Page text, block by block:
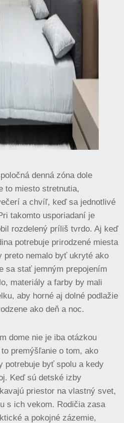
denná zóna dole
to miesto stretnutia,
a chvíľ, keď sa jednotlivé
takomto usporiadaní je
rozdelený príliš tvrdo. Aj keď
potrebuje prirodzené miesta
preto nemalo byť ukryté ako
sa stať jemným prepojením
materiály a farby by mali
aby horné aj dolné podlažie
ako deň a noc.
dome nie je iba otázkou
premýšľanie o tom, ako
potrebuje byť spolu a kedy
Keď sú detské izby
priestor na vlastný svet,
s ich vekom. Rodičia zasa
a pokojné zázemie,